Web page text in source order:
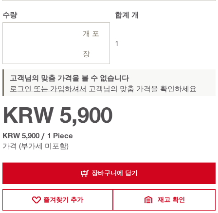
수량
개 포
장
합계 개
1
고객님의 맞춤 가격을 볼 수 없습니다
로그인 또는 가입하셔서 고객님의 맞춤 가격을 확인하세요
가격 (부가세 미포함)
KRW 5,900
KRW 5,900 / 1 Piece
장바구니에 담기
즐겨찾기 추가 재고 확인